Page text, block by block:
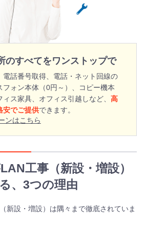
のすべてをワンストップで
電話番号取得、電話・ネット回線の
フォン本体（0円～）、コピー機本
ス家具、オフィス引越しなど、 高
安でご提供できます。
ンはこちら
工事（新設・増設）
、3つの理由
新設・増設）は隅々まで徹底されていま